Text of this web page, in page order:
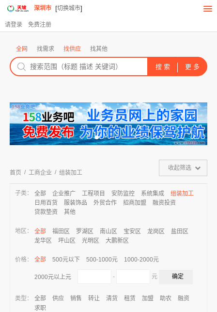
深圳市 [切换城市]
请登录 免费注册
全网 找需求 找供应 找其他
首页 / 工商企业 / 组装加工
收起筛选
子类： 全部 企业推广 工程项目 安防监控 系统集成
组装加工
日用百货
服装饰品 外贸合作 招商加盟
融资投资
贷款垫资
其他
地区： 全部 福田区 罗湖区 南山区 宝安区 龙岗区
盐田区
龙华区
坪山区 光明区 大鹏新区
价格： 全部 500元以下 500-1000元 1000-2000元
2000元以上元 - 元
类型： 全部 供应 销售 转让 清货 租赁 加盟 助农
融资
求职